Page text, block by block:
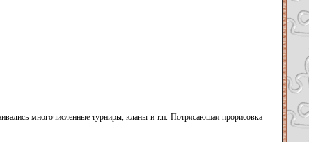
многочисленные турниры, кланы и т.п. Потрясающая прорисовка